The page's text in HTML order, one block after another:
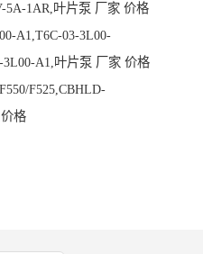
5A-1AR,叶片泵 厂家 价格
A1,T6C-03-3L00-
3L00-A1,叶片泵 厂家 价格
F525,CBHLD-
格